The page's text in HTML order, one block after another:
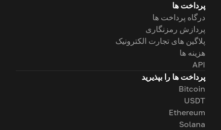
پرداخت ها
درگاه پرداخت ها
پردازش رمزنگاری
پلاگین های تجارت الکترونیک
هزینه ها
API
پرداخت ها را بپذیرید
Bitcoin
USDT
Ethereum
Solana